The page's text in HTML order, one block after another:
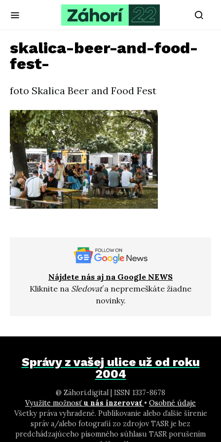
skalica-beer-and-food-
fest-
foto Skalica Beer and Food Fest
Nájdete nás aj na Google NEWS
Kliknite na Sledovaťa nepremeškáte žiadne
novinky.
Správy z vašej ulice už od roku
2004
@ Záhori.digital | ISSN 1337-8678
Využite možnosť u nás inzerovať • Osobné údaje
Všetky práva vyhradené. Publikovanie alebo ďalšie šírenie
správ a/alebo fotografií zo zdrojov TASR je bez
predchádzajúceho písomného súhlasu TASR porušením